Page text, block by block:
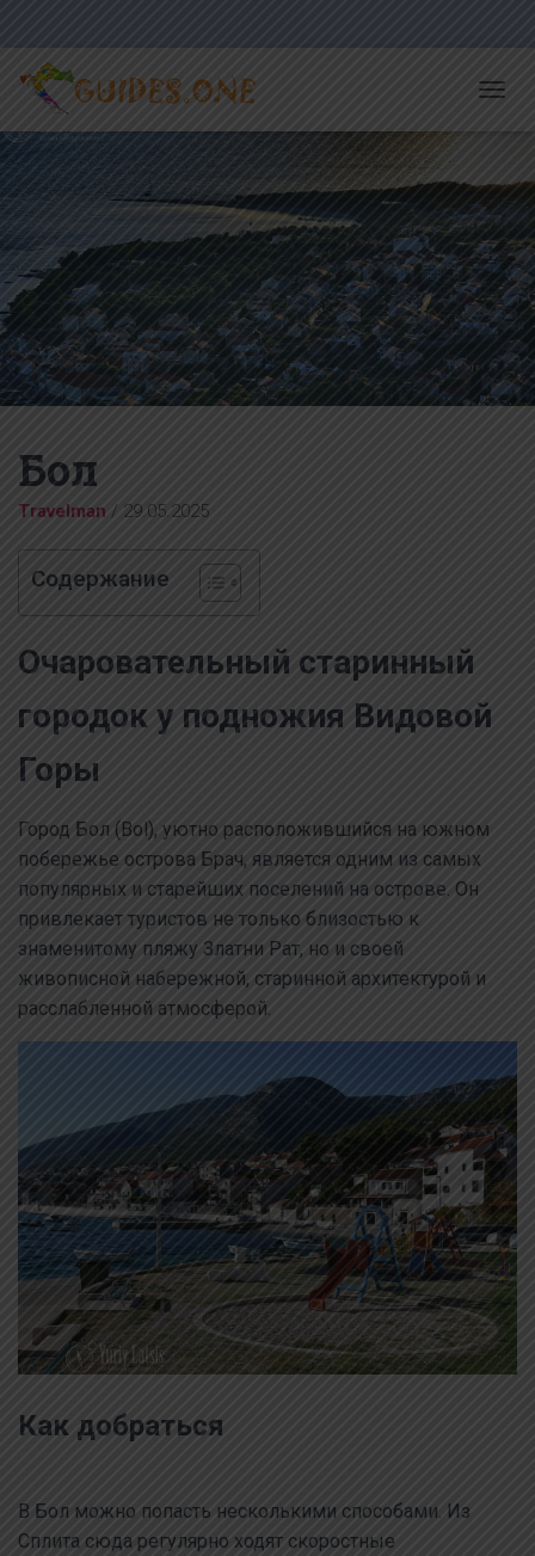
O
E
N
A
V
G
A
T
I
Бол
Travelman / 29.05.2025
Содержание
Очаровательный старинный
городок у подножия Видовой
Горы
Город Бол (Bol), уютно расположившийся на южном
побережье острова Брач, является одним из самых
популярных и старейших поселений на острове. Он
привлекает туристов не только близостью к
знаменитому пляжу Златни Рат, но и своей
живописной набережной, старинной архитектурой и
расслабленной атмосферой.
Как добраться
В Бол можно попасть несколькими способами. Из
Сплита сюда регулярно ходят скоростные